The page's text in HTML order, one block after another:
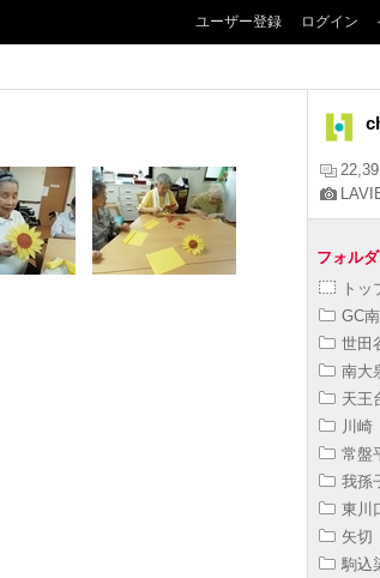
ユーザー登録 ログイン
フォルダ
トッ
GC
世田
南大
天王
川崎
常盤
我孫
東川
矢切
駒込